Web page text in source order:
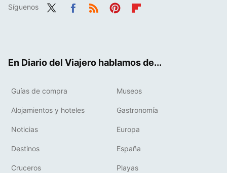
Síguenos
En Diario del Viajero hablamos de...
Guías de compra Museos
Alojamientos y hoteles Gastronomía
Noticias Europa
Destinos España
Cruceros Playas